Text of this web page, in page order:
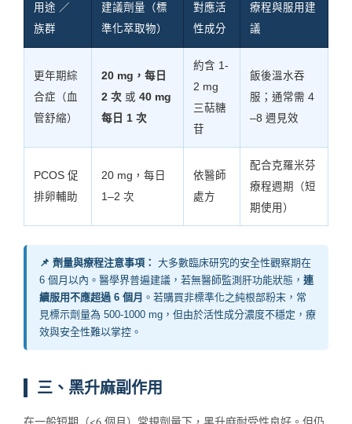
用途 ／
族群
建議劑量（標
準化萃取物）
對應活
性成分
療程與服用建
議
更年期綜
合症（血
管舒縮）
20 mg，每日
2 次 或 40 mg
每日 1 次
約含 1-
2 mg
三萜糖
苷
飯後溫水吞
服；通常需 4
–8 週見效
PCOS 促
排卵輔助
20 mg，每日
1–2 次
依醫師
處方
配合克羅米芬
療程週期（短
期使用）
📌 劑量與療程注意事項： 大多數臨床研究的安全性觀察期在
6 個月以內。醫學界普遍建議，若無醫師監測肝功能狀態， 連
續服用不應超過 6 個月 。若購買非標準化之純根部粉末，常
見標示劑量為 500-1000 mg，但由於活性成分濃度不穩定，療
效與安全性難以掌控。
三、黑升麻副作用
在一般短期（<6 個月）常規劑量下，黑升麻耐受性良好。但仍